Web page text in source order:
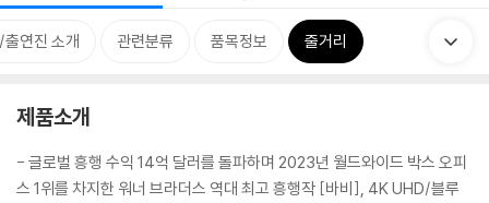
연진 소개 관련분류 품목정보 줄거리
제품소개
- 글로벌 흥행 수익 14억 달러를 돌파하며 2023년 월드와이드 박스 오피
스 1위를 차지한 워너 브라더스 역대 최고 흥행작 [바비], 4K UHD/블루